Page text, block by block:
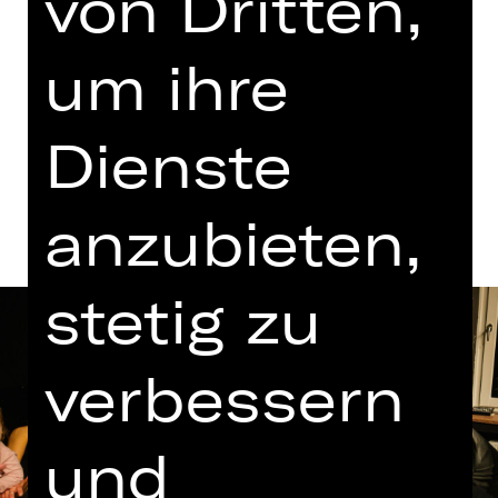
Termine und Besetzung
Beschreibung
um ihre
Dienste
anzubieten,
stetig zu
verbessern
und